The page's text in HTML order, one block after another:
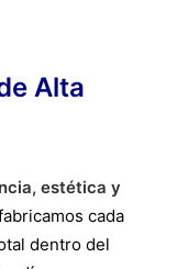
Alta
estética y
cada
dentro del